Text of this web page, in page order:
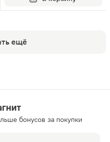
ещё
бонусов за покупки